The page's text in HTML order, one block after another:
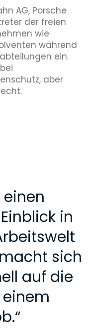
AG, Porsche
der freien
wie
während
ein.
aber
in
sich
auf die
“